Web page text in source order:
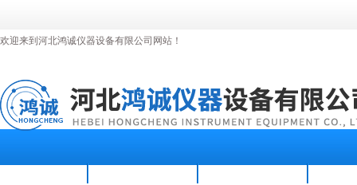
欢迎来到河北鸿诚仪器设备有限公司网站！